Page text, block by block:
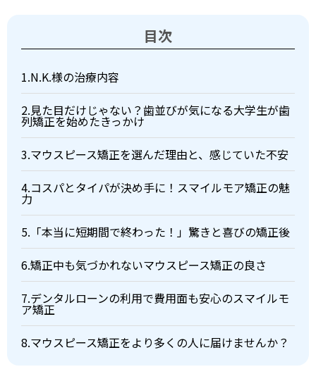
目次
1.N.K.様の治療内容
2.見た目だけじゃない？歯並びが気になる大学生が歯
列矯正を始めたきっかけ
3.マウスピース矯正を選んだ理由と、感じていた不安
4.コスパとタイパが決め手に！スマイルモア矯正の魅
力
5.「本当に短期間で終わった！」驚きと喜びの矯正後
6.矯正中も気づかれないマウスピース矯正の良さ
7.デンタルローンの利用で費用面も安心のスマイルモ
ア矯正
8.マウスピース矯正をより多くの人に届けませんか？